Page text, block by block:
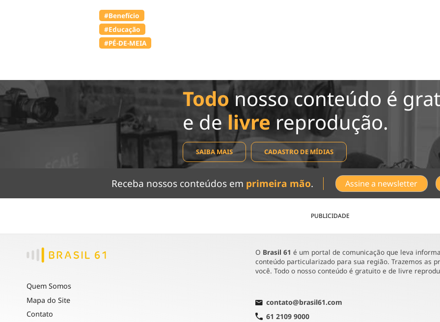
#Benefício
#Educação
#PÉ-DE-MEIA
Todonosso conteúdo é
e de livre reprodução.
SAIBA MAIS CADASTRO DE MÍDIAS
Receba nossos conteúdos em primeira mão. Assine a newsletter
PUBLICIDADE
Quem Somos
Mapa do Site
Contato
O Brasil 61 é um portal de comunicação que leva
conteúdo particularizado para sua região. Trazemos as
você. Todo o nosso conteúdo é gratuito e de livre
contato@brasil61.com
61 2109 9000